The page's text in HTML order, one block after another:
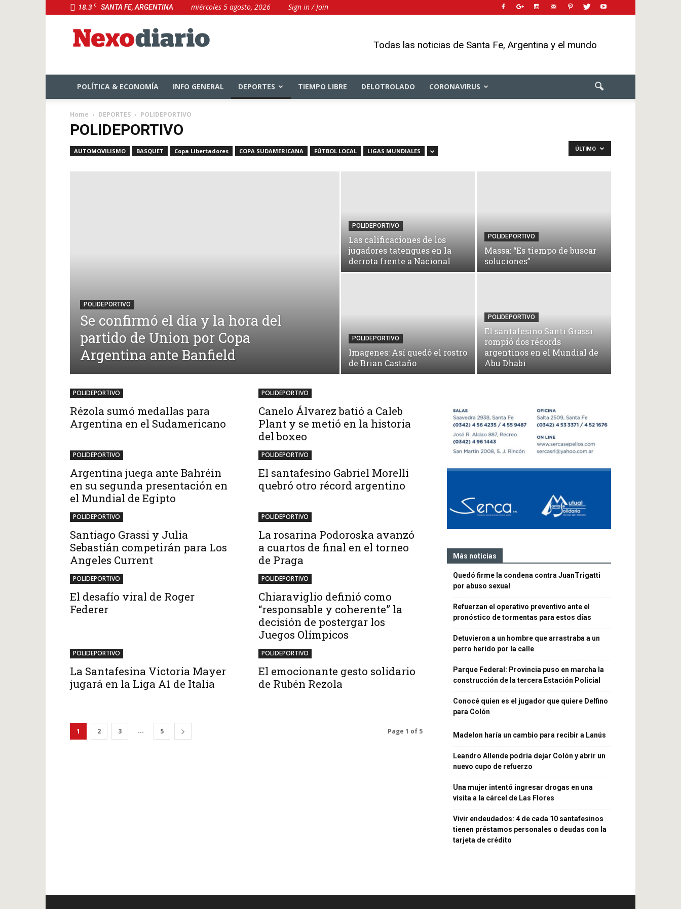
18.3 C SANTA FE, ARGENTINA miércoles 5 agosto, 2026
Sign in / Join
Todas las noticias de Santa Fe, Argentina y el mundo
POLÍTICA & ECONOMÍA INFO GENERAL DEPORTES TIEMPO LIBRE DELOTROLADO CORONAVIRUS
Home DEPORTES POLIDEPORTIVO
POLIDEPORTIVO
AUTOMOVILISMO BASQUET Copa Libertadores COPA SUDAMERICANA FÚTBOL LOCAL LIGAS MUNDIALES ÚLTIMO
POLIDEPORTIVO
Se confirmó el día y la hora del
partido de Union por Copa
Argentina ante Banfield
POLIDEPORTIVO
Las calificaciones de los
jugadores tatengues en la
derrota frente a Nacional
POLIDEPORTIVO
Massa: “Es tiempo de buscar
soluciones”
POLIDEPORTIVO
Imagenes: Así quedó el rostro
de Brian Castaño
POLIDEPORTIVO
El santafesino Santi Grassi
rompió dos récords
argentinos en el Mundial de
Abu Dhabi
POLIDEPORTIVO
Rézola sumó medallas para
Argentina en el Sudamericano
POLIDEPORTIVO
Canelo Álvarez batió a Caleb
Plant y se metió en la historia
del boxeo
POLIDEPORTIVO
Argentina juega ante Bahréin
en su segunda presentación en
el Mundial de Egipto
POLIDEPORTIVO
El santafesino Gabriel Morelli
quebró otro récord argentino
POLIDEPORTIVO
Santiago Grassi y Julia
Sebastián competirán para Los
Angeles Current
POLIDEPORTIVO
La rosarina Podoroska avanzó
a cuartos de final en el torneo
de Praga
POLIDEPORTIVO
El desafío viral de Roger
Federer
POLIDEPORTIVO
Chiaraviglio definió como
“responsable y coherente” la
decisión de postergar los
Juegos Olímpicos
POLIDEPORTIVO
La Santafesina Victoria Mayer
jugará en la Liga A1 de Italia
POLIDEPORTIVO
El emocionante gesto solidario
de Rubén Rezola
1 2 3 ... 5 Page 1 of 5
Más noticias
Quedó firme la condena contra JuanTrigatti
por abuso sexual
Refuerzan el operativo preventivo ante el
pronóstico de tormentas para estos días
Detuvieron a un hombre que arrastraba a un
perro herido por la calle
Parque Federal: Provincia puso en marcha la
construcción de la tercera Estación Policial
Conocé quien es el jugador que quiere Delfino
para Colón
Madelon haría un cambio para recibir a Lanús
Leandro Allende podría dejar Colón y abrir un
nuevo cupo de refuerzo
Una mujer intentó ingresar drogas en una
visita a la cárcel de Las Flores
Vivir endeudados: 4 de cada 10 santafesinos
tienen préstamos personales o deudas con la
tarjeta de crédito